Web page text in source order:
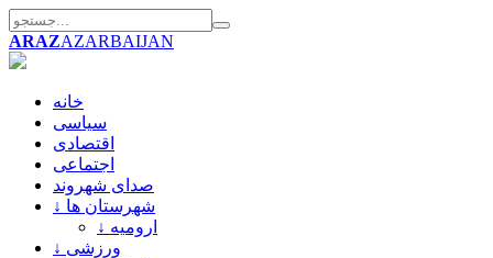
ARAZAZARBAIJAN
خانه
سیاسی
اقتصادی
اجتماعی
صدای شهروند
↓ شهرستان ها
↓ ارومیه
↓ ورزشی